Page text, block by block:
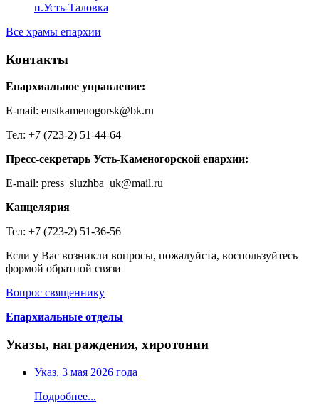
п.Усть-Таловка
Все храмы епархии
Контакты
Епархиальное управление:
E-mail: eustkamenogorsk@bk.ru
Тел: +7 (723-2) 51-44-64
Пресс-секретарь Усть-Каменогорской епархии:
E-mail: press_sluzhba_uk@mail.ru
Канцелярия
Тел: +7 (723-2) 51-36-56
Если у Вас возникли вопросы, пожалуйста, воспользуйтесь
формой обратной связи
Вопрос священнику
Епархиальные отделы
Указы, награждения, хиротонии
Указ, 3 мая 2026 года
Подробнее...